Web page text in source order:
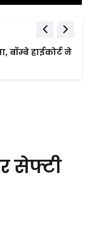
हाईकोर्ट ने
सेफ्टी